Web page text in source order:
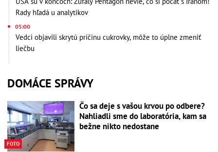
Rady hľadá u analytikov
05:00
Vedci objavili skrytú príčinu cukrovky, môže to úplne zmeniť
liečbu
DOMÁCE SPRÁVY
FOTO
Čo sa deje s vašou krvou po odbere?
Nahliadli sme do laboratória, kam sa
bežne nikto nedostane